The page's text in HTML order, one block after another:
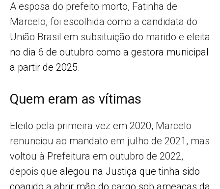
A esposa do prefeito morto, Fatinha de
Marcelo, foi escolhida como a candidata do
União Brasil em subsituição do marido e eleita
no dia 6 de outubro como a gestora municipal
a partir de 2025.
Quem eram as vítimas
Eleito pela primeira vez em 2020, Marcelo
renunciou ao mandato em julho de 2021, mas
voltou à Prefeitura em outubro de 2022,
depois que alegou na Justiça que tinha sido
coagido a abrir mão do cargo sob ameaças da